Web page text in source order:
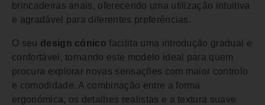
brincadeiras anais, oferecendo uma utilização intuitiva
e agradável para diferentes preferências.
O seu design cónico facilita uma introdução gradual e
confortável, tornando este modelo ideal para quem
procura explorar novas sensações com maior controlo
e comodidade. A combinação entre a forma
ergonómica, os detalhes realistas e a textura suave